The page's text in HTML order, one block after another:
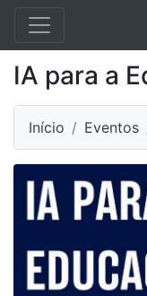
IA para a
Início Eventos